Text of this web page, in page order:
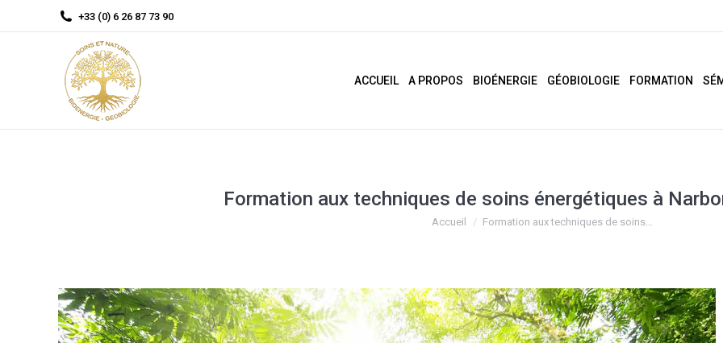
+33 (0) 6 26 87 73 90
ACCUEIL A PROPOS BIOÉNERGIE GÉOBIOLOGIE FORMATION
Formation aux techniques de soins énergétiques à
Vous êtes ici :
Accueil Formation aux techniques de soins…